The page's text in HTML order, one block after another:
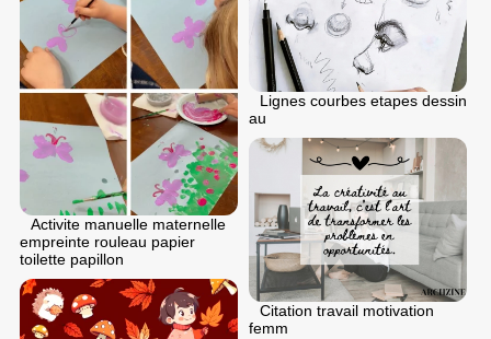
Activite manuelle maternelle
empreinte rouleau papier
toilette papillon
Lignes courbes etapes dessin
au
Citation travail motivation
femm